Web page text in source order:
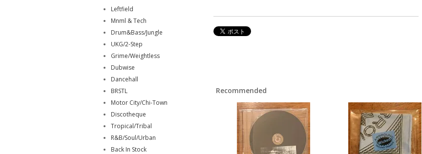
Recommended
Leftfield
Mnml & Tech
Drum&Bass/Jungle
UKG/2-Step
Grime/Weightless
Dubwise
Dancehall
BRSTL
Motor City/Chi-Town
Discotheque
Tropical/Tribal
R&B/Soul/Urban
Back In Stock